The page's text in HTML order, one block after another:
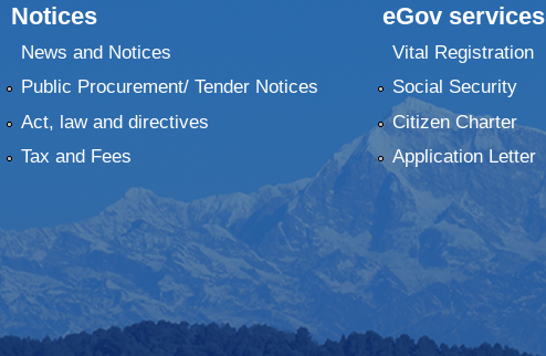
Notices
News and Notices
Public Procurement/ Tender Notices
Act, law and directives
Tax and Fees
eGov services
Vital Registration
Social Security
Citizen Charter
Application Letter